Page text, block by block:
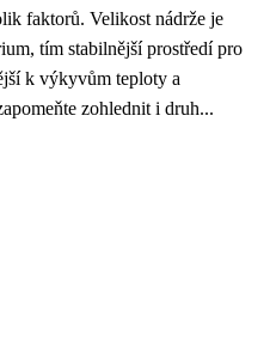
faktorů. Velikost nádrže je
tím stabilnější prostředí pro
k výkyvům teploty a
zohlednit i druh...